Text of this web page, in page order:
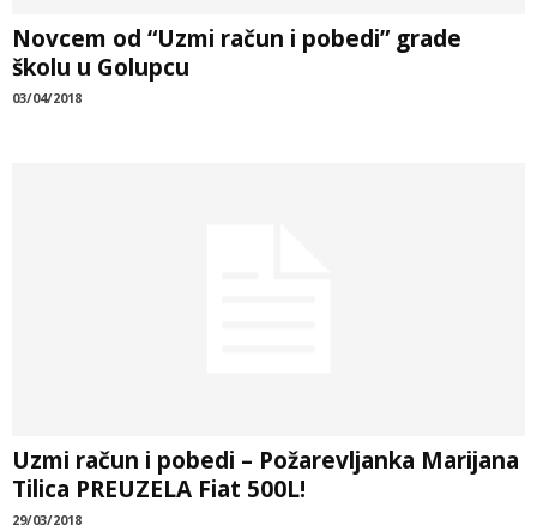
Novcem od “Uzmi račun i pobedi” grade
školu u Golupcu
03/04/2018
Uzmi račun i pobedi – Požarevljanka Marijana
Tilica PREUZELA Fiat 500L!
29/03/2018